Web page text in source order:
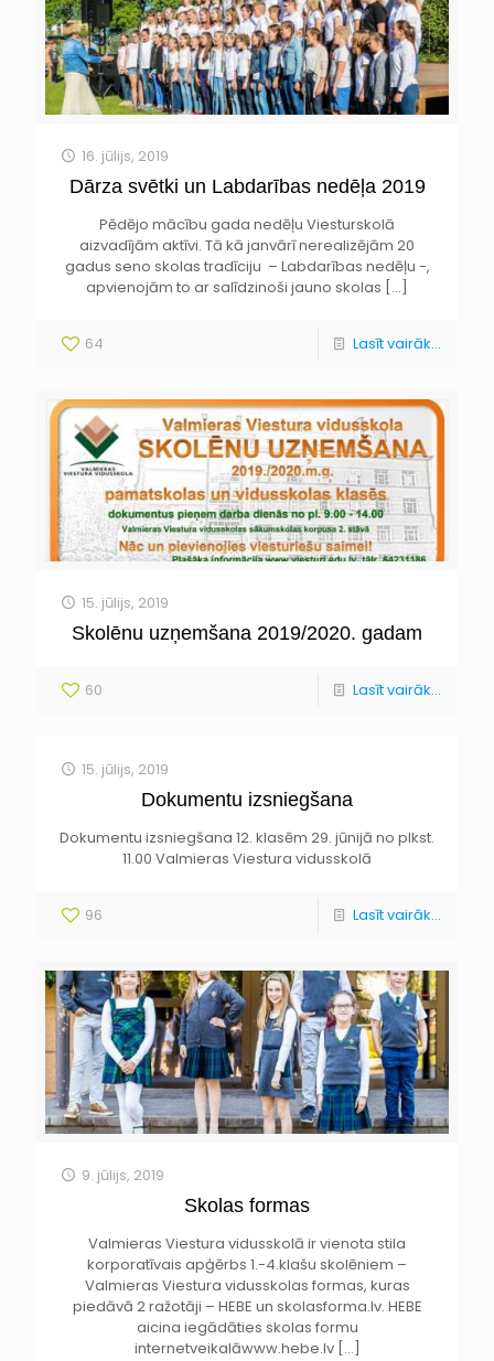
16. jūlijs, 2019
Dārza svētki un Labdarības nedēļa 2019
Pēdējo mācību gada nedēļu Viesturskolā
aizvadījām aktīvi. Tā kā janvārī nerealizējām 20
gadus seno skolas tradīciju – Labdarības nedēļu -,
apvienojām to ar salīdzinoši jauno skolas […]
64 Lasīt vairāk...
15. jūlijs, 2019
Skolēnu uzņemšana 2019/2020. gadam
60 Lasīt vairāk...
15. jūlijs, 2019
Dokumentu izsniegšana
Dokumentu izsniegšana 12. klasēm 29. jūnijā no plkst.
11.00 Valmieras Viestura vidusskolā
96 Lasīt vairāk...
9. jūlijs, 2019
Skolas formas
Valmieras Viestura vidusskolā ir vienota stila
korporatīvais apģērbs 1.-4.klašu skolēniem –
Valmieras Viestura vidusskolas formas, kuras
piedāvā 2 ražotāji – HEBE un skolasforma.lv. HEBE
aicina iegādāties skolas formu
internetveikalāwww.hebe.lv[…]